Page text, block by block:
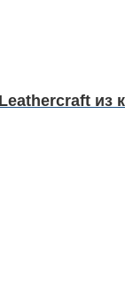
из